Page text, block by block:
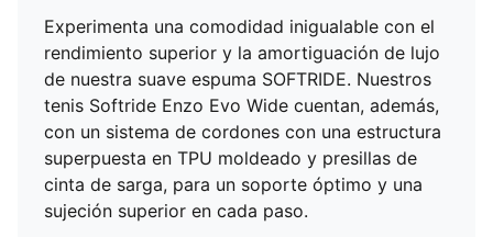
Bota de cuello bajo
Calce ancho
Empeine con combinación de materiales
Estructura superpuesta para cordones en TPU
moldeado
Suela de goma
Entresuela de EVA
Inserto de TPU en entresuela
Ícono PUMA Cat en lengüeta y puntera
Experimenta una comodidad inigualable con el
rendimiento superior y la amortiguación de lujo
de nuestra suave espuma SOFTRIDE. Nuestros
tenis Softride Enzo Evo Wide cuentan, además,
con un sistema de cordones con una estructura
superpuesta en TPU moldeado y presillas de
cinta de sarga, para un soporte óptimo y una
sujeción superior en cada paso.